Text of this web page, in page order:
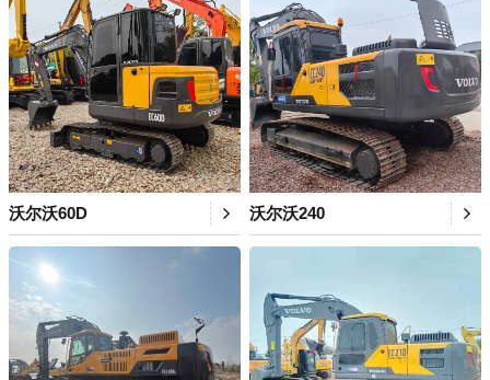
沃尔沃60D 沃尔沃240